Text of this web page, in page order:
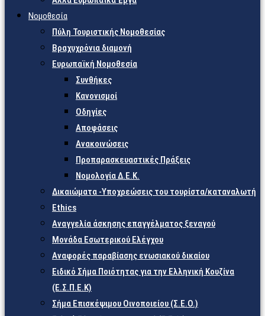
Νομοθεσία
Πύλη Τουριστικής Νομοθεσίας
Βραχυχρόνια διαμονή
Ευρωπαϊκή Νομοθεσία
Συνθήκες
Κανονισμοί
Οδηγίες
Αποφάσεις
Ανακοινώσεις
Προπαρασκευαστικές Πράξεις
Νομολογία Δ.Ε.Κ.
Δικαιώματα -Υποχρεώσεις του τουρίστα/καταναλωτή
Ethics
Αναγγελία άσκησης επαγγέλματος ξεναγού
Μονάδα Εσωτερικού Ελέγχου
Αναφορές παραβίασης ενωσιακού δικαίου
Ειδικό Σήμα Ποιότητας για την Ελληνική Κουζίνα
(Ε.Σ.Π.Ε.Κ)
Σήμα Επισκέψιμου Οινοποιείου (Σ.Ε.Ο.)